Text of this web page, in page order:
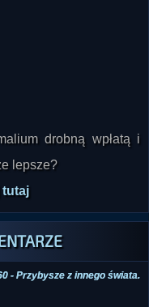
lepsze?
- Przybysze z innego świata.